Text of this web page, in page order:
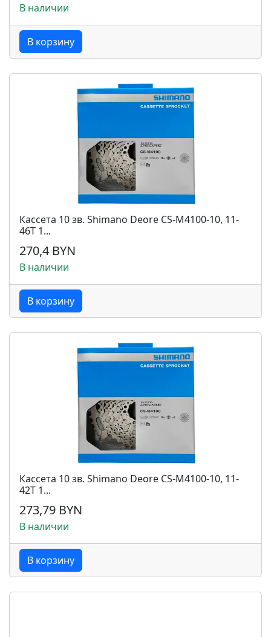
В наличии
В корзину
Кассета 10 зв. Shimano Deore CS-M4100-10, 11-
46T 1...
270,4 BYN
В наличии
В корзину
Кассета 10 зв. Shimano Deore CS-M4100-10, 11-
42T 1...
273,79 BYN
В наличии
В корзину